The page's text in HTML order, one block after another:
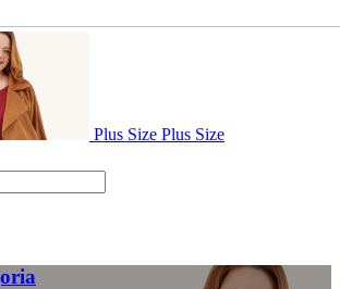
Plus Size Plus Size